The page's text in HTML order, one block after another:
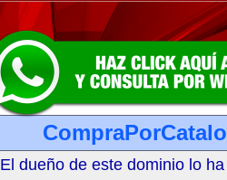
El dueño de este dominio lo